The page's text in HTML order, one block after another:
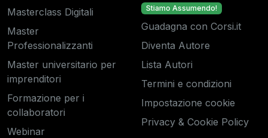
Masterclass Digitali
Master
Professionalizzanti
Master universitario per
imprenditori
Formazione per i
collaboratori
Webinar
Stiamo Assumendo!
Guadagna con Corsi.it
Diventa Autore
Lista Autori
Termini e condizioni
Impostazione cookie
Privacy & Cookie Policy